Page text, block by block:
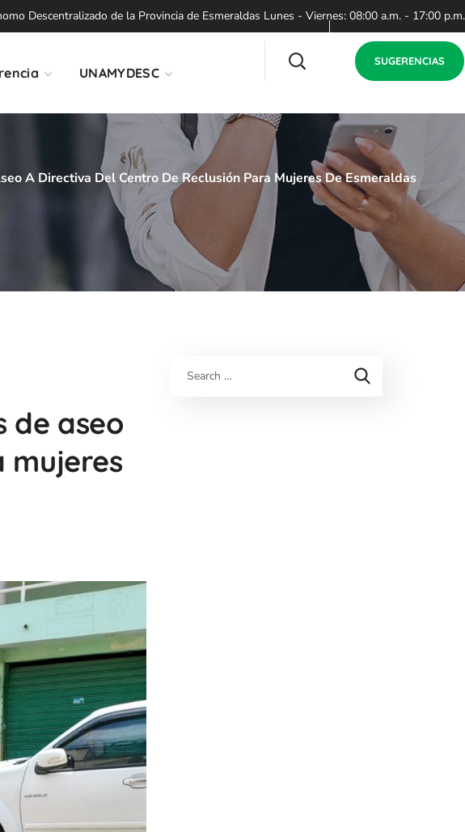
Descentralizado de la Provincia de Esmeraldas Lunes - Viernes: 08:00 a.m. - 17:00 p.m.
UNAMYDESC
SUGERENCIAS
A Directiva Del Centro De Reclusión Para Mujeres De Esmeraldas
de aseo
mujeres